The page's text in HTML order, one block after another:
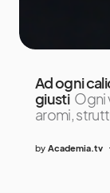
Ad ogni
giusti Ogni
aromi,
by Academia.tv